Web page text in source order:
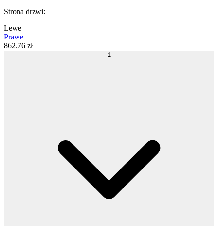
Strona drzwi:
Lewe
Prawe
862.76 zł
1